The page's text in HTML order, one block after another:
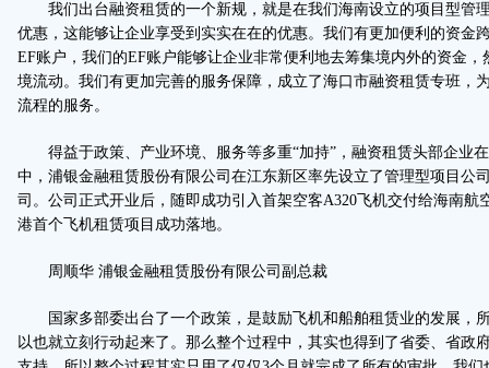
我们出台融资租赁的一个新规，就是在我们海南设立的项目型管
优惠，这能够让企业享受到实实在在的优惠。我们有更加便利的资金
EF账户，我们的EF账户能够让企业非常便利地去筹集境内外的资金
境流动。我们有更加完善的服务保障，成立了海口市融资租赁专班，
流程的服务。
得益于政策、产业环境、服务等多重“加持”，融资租赁头部企业在
中，浦银金融租赁股份有限公司在江东新区率先设立了管理型项目
司。公司正式开业后，随即成功引入首架空客A320飞机交付给海南航
港首个飞机租赁项目成功落地。
周顺华 浦银金融租赁股份有限公司副总裁
国家多部委出台了一个政策，是鼓励飞机和船舶租赁业的发展，
以也就立刻行动起来了。那么整个过程中，其实也得到了省委、省政